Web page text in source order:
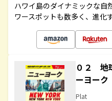
ハワイ島のダイナミックな自
ワースポットも数多く、進化
０２ 地
ーヨーク
Plat